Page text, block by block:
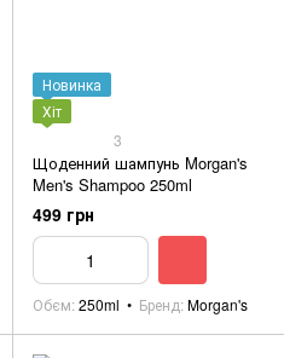
Новинка
Хіт
3
Щоденний шампунь Morgan's
Men's Shampoo 250ml
499 грн
Обєм 250ml Бренд Morgan's